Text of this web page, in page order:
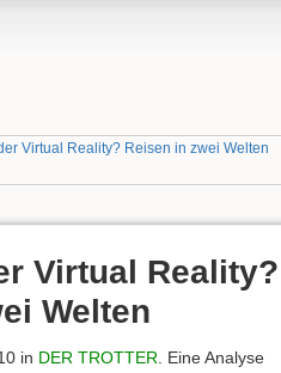
Virtual Reality? Reisen in zwei Welten
Virtual Reality?
Welten
in DER TROTTER . Eine Analyse